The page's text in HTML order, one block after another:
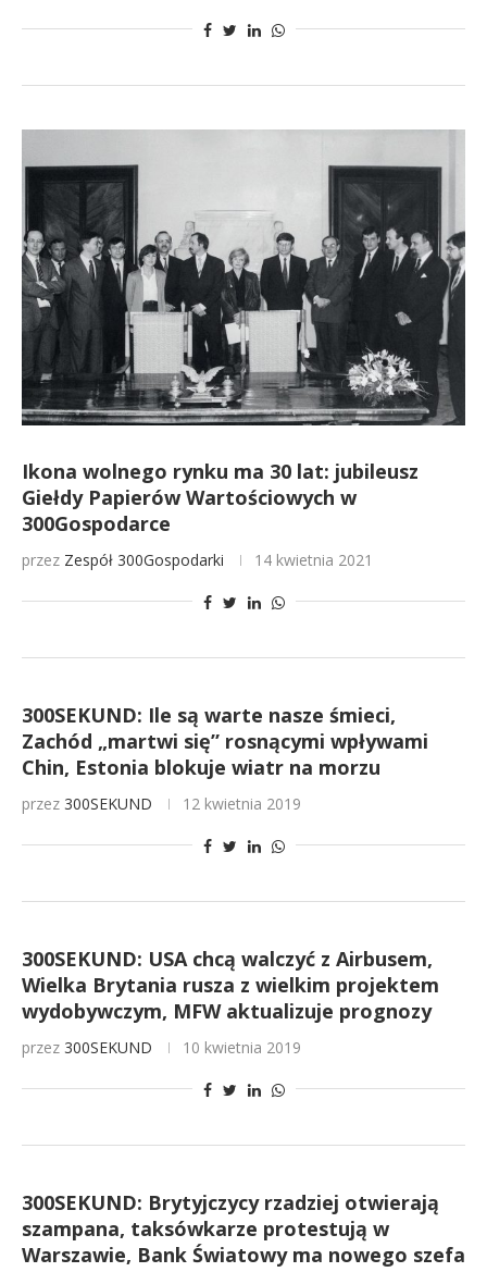
Ikona wolnego rynku ma 30 lat: jubileusz
Giełdy Papierów Wartościowych w
300Gospodarce
przez Zespół 300Gospodarki 14 kwietnia 2021
300SEKUND: Ile są warte nasze śmieci,
Zachód „martwi się” rosnącymi wpływami
Chin, Estonia blokuje wiatr na morzu
przez 300SEKUND 12 kwietnia 2019
300SEKUND: USA chcą walczyć z Airbusem,
Wielka Brytania rusza z wielkim projektem
wydobywczym, MFW aktualizuje prognozy
przez 300SEKUND 10 kwietnia 2019
300SEKUND: Brytyjczycy rzadziej otwierają
szampana, taksówkarze protestują w
Warszawie, Bank Światowy ma nowego szefa